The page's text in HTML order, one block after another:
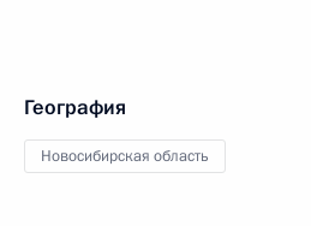
География
Новосибирская область